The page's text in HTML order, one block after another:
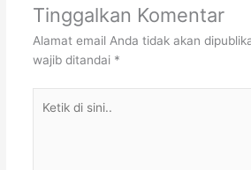
Tinggalkan Komentar
Alamat email Anda tidak akan
wajib ditandai *